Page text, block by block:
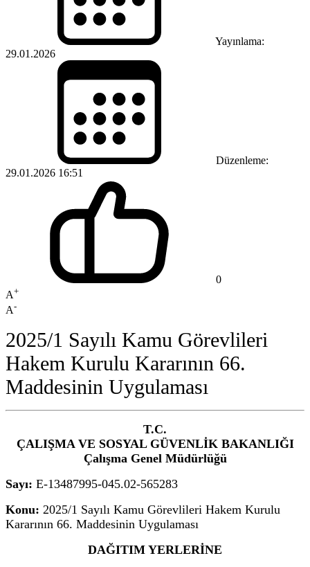
Yayınlama:
29.01.2026
Düzenleme:
29.01.2026 16:51
0
A+
A-
2025/1 Sayılı Kamu Görevlileri
Hakem Kurulu Kararının 66.
Maddesinin Uygulaması
T.C.
ÇALIŞMA VE SOSYAL GÜVENLİK BAKANLIĞI
Çalışma Genel Müdürlüğü
Sayı: E-13487995-045.02-565283
Konu: 2025/1 Sayılı Kamu Görevlileri Hakem Kurulu
Kararının 66. Maddesinin Uygulaması
DAĞITIM YERLERİNE